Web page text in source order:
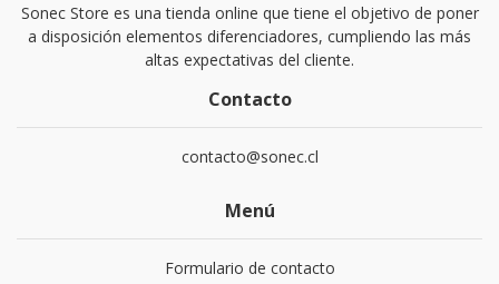
Sonec Store es una tienda online que tiene el objetivo de poner
a disposición elementos diferenciadores, cumpliendo las más
altas expectativas del cliente.
Contacto
contacto@sonec.cl
Menú
Formulario de contacto